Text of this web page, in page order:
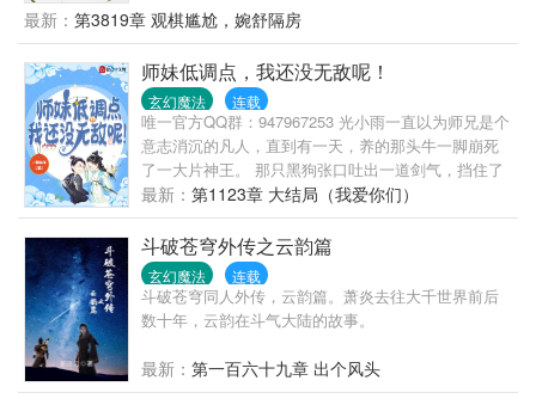
秘剑匣，苏玄却管这剑匣叫剑棺。少年不解。“去
哪？”老者微微一笑，嘴里却说道：“爱哪去哪去，老子
都八年没有红尘炼心了！！”自此，心怀鸿鹄之志的少
年郎一脚踏入腥风血雨的修真界！
最新： 第3819章 观棋尴尬，婉舒隔房
师妹低调点，我还没无敌呢！
玄幻魔法 连载
唯一官方QQ群：947967253 光小雨一直以为师兄是个
意志消沉的凡人，直到有一天，养的那头牛一脚崩死
了一大片神王。 那只黑狗张口吐出一道剑气，挡住了
数以百万的妖族。 每天叽叽歪歪叫着的土鸡，竟然是
太古凤凰的后裔！ 啊啊啊！ 世界观崩塌啦！ 紫
姬：“师姐，大事不好啦！妖帝带着几百万妖族大军杀
过来了。” 光小雨：“哦，才几百万啊？” （这是魔帝重
生，是冥界之女转世，是主角开启豢养之路，并且呼
吁大家一定要爱护小动物的故事！）
最新： 第1123章 大结局（我爱你们）
斗破苍穹外传之云韵篇
玄幻魔法 连载
斗破苍穹同人外传，云韵篇。萧炎去往大千世界前后
数十年，云韵在斗气大陆的故事。
最新： 第一百六十九章 出个风头